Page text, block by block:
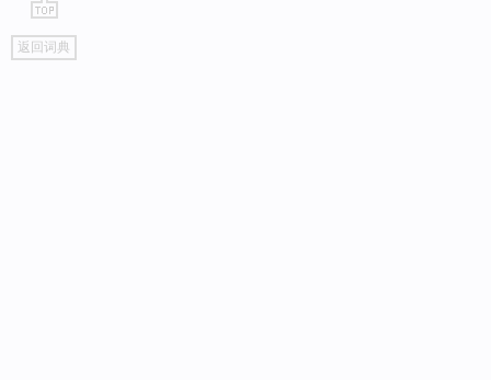
go
top
返回词典